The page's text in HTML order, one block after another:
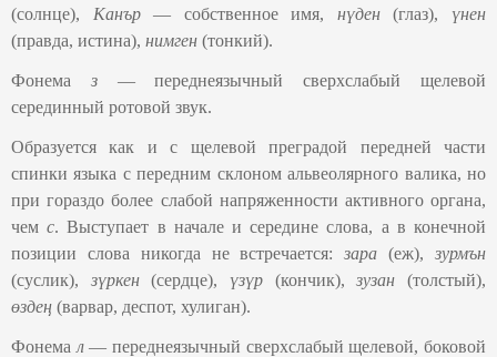
(солнце), Канър― собственное имя, нүден(глаз),үнен
(правда, истина), нимген (тонкий).
Фонема з— переднеязычный сверхслабый щелевой
серединный ротовой звук.
Образуется как и с щелевой преградой передней части
спинки языка с передним склоном альвеолярного валика, но
при гораздо более слабой напряженности активного органа,
чемс. Выступает в начале и середине слова, а в конечной
позиции слова никогда не встречается:зара(еж),зурмън
(суслик), зүркен(сердце),үзүр (кончик),зузан(толстый),
өздең (варвар, деспот, хулиган).
Фонема л— переднеязычный сверхслабый щелевой, боковой